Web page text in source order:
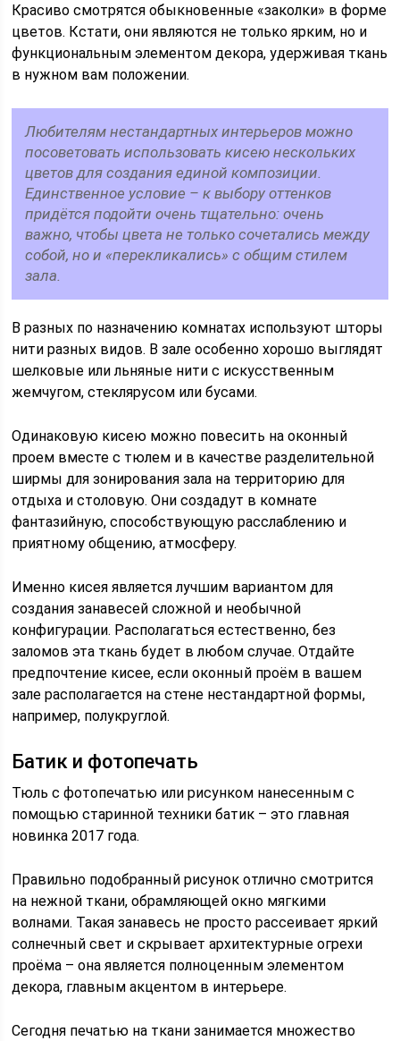
Красиво смотрятся обыкновенные «заколки» в форме
цветов. Кстати, они являются не только ярким, но и
функциональным элементом декора, удерживая ткань
в нужном вам положении.
Любителям нестандартных интерьеров можно
посоветовать использовать кисею нескольких
цветов для создания единой композиции.
Единственное условие – к выбору оттенков
придётся подойти очень тщательно: очень
важно, чтобы цвета не только сочетались между
собой, но и «перекликались» с общим стилем
зала.
В разных по назначению комнатах используют шторы
нити разных видов. В зале особенно хорошо выглядят
шелковые или льняные нити с искусственным
жемчугом, стеклярусом или бусами.
Одинаковую кисею можно повесить на оконный
проем вместе с тюлем и в качестве разделительной
ширмы для зонирования зала на территорию для
отдыха и столовую. Они создадут в комнате
фантазийную, способствующую расслаблению и
приятному общению, атмосферу.
Именно кисея является лучшим вариантом для
создания занавесей сложной и необычной
конфигурации. Располагаться естественно, без
заломов эта ткань будет в любом случае. Отдайте
предпочтение кисее, если оконный проём в вашем
зале располагается на стене нестандартной формы,
например, полукруглой.
Батик и фотопечать
Тюль с фотопечатью или рисунком нанесенным с
помощью старинной техники батик – это главная
новинка 2017 года.
Правильно подобранный рисунок отлично смотрится
на нежной ткани, обрамляющей окно мягкими
волнами. Такая занавесь не просто рассеивает яркий
солнечный свет и скрывает архитектурные огрехи
проёма – она является полноценным элементом
декора, главным акцентом в интерьере.
Сегодня печатью на ткани занимается множество